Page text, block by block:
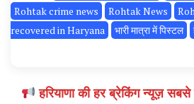
Rohtak crime news
Rohtak News
recovered in Haryana
भारी मात्रा में पिस्टल
हरियाणा की हर ब्रेकिंग न्यूज़